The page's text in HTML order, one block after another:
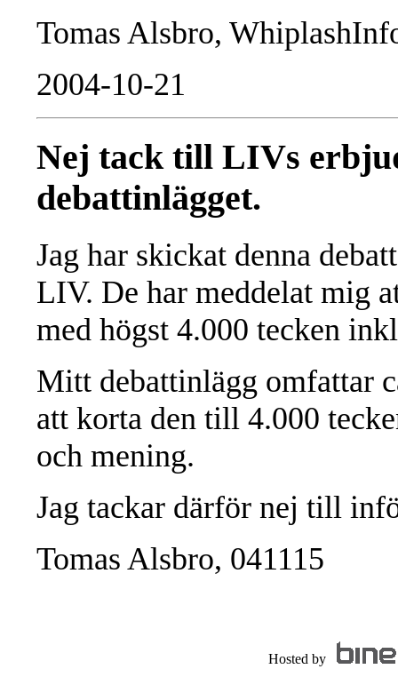
Tomas Alsbro,
2004-10-21
Nej tack till LIVs
debattinlägget.
Jag har skickat denna
LIV. De har meddelat mig
med högst 4.000 tecken
Mitt debattinlägg omfattar
att korta den till 4.000
och mening.
Jag tackar därför nej till
Tomas Alsbro, 041115
Hosted by